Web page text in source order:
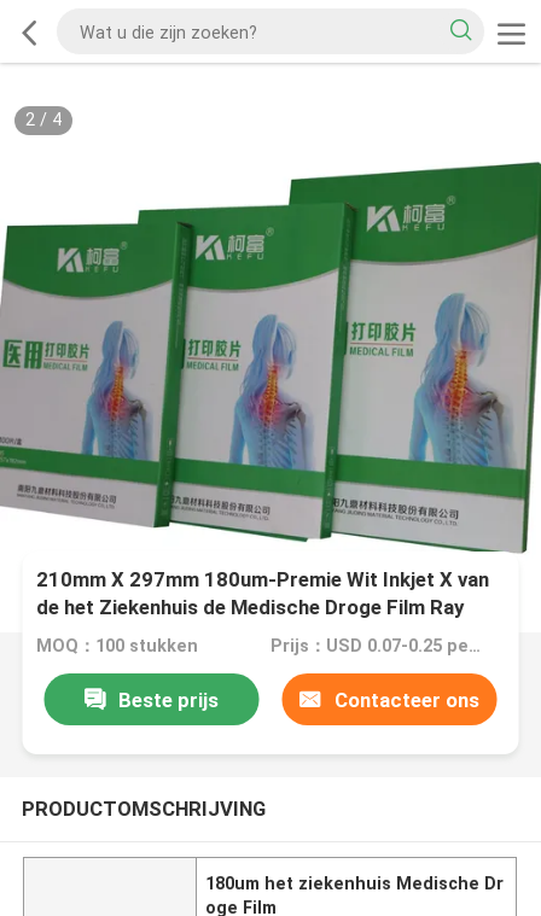
2/ 4
210mm X 297mm 180um-Premie Wit Inkjet X van
de het Ziekenhuis de Medische Droge Film Ray
Film
MOQ：100 stukken Prijs：USD 0.07-0.25 per sheet
Beste prijs Contacteer ons
PRODUCTOMSCHRIJVING
180um het ziekenhuis Medische Dr
oge Film